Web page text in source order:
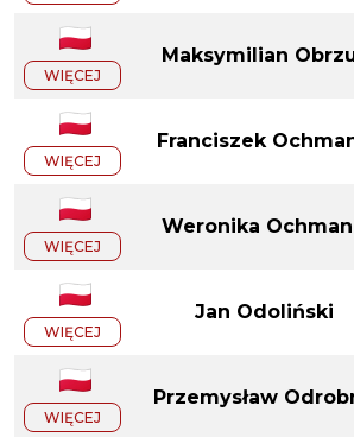
WIĘCEJ
Maksymilian
WIĘCEJ
Franciszek
WIĘCEJ
Weronika
WIĘCEJ
Jan Odoliński
WIĘCEJ
Przemysław